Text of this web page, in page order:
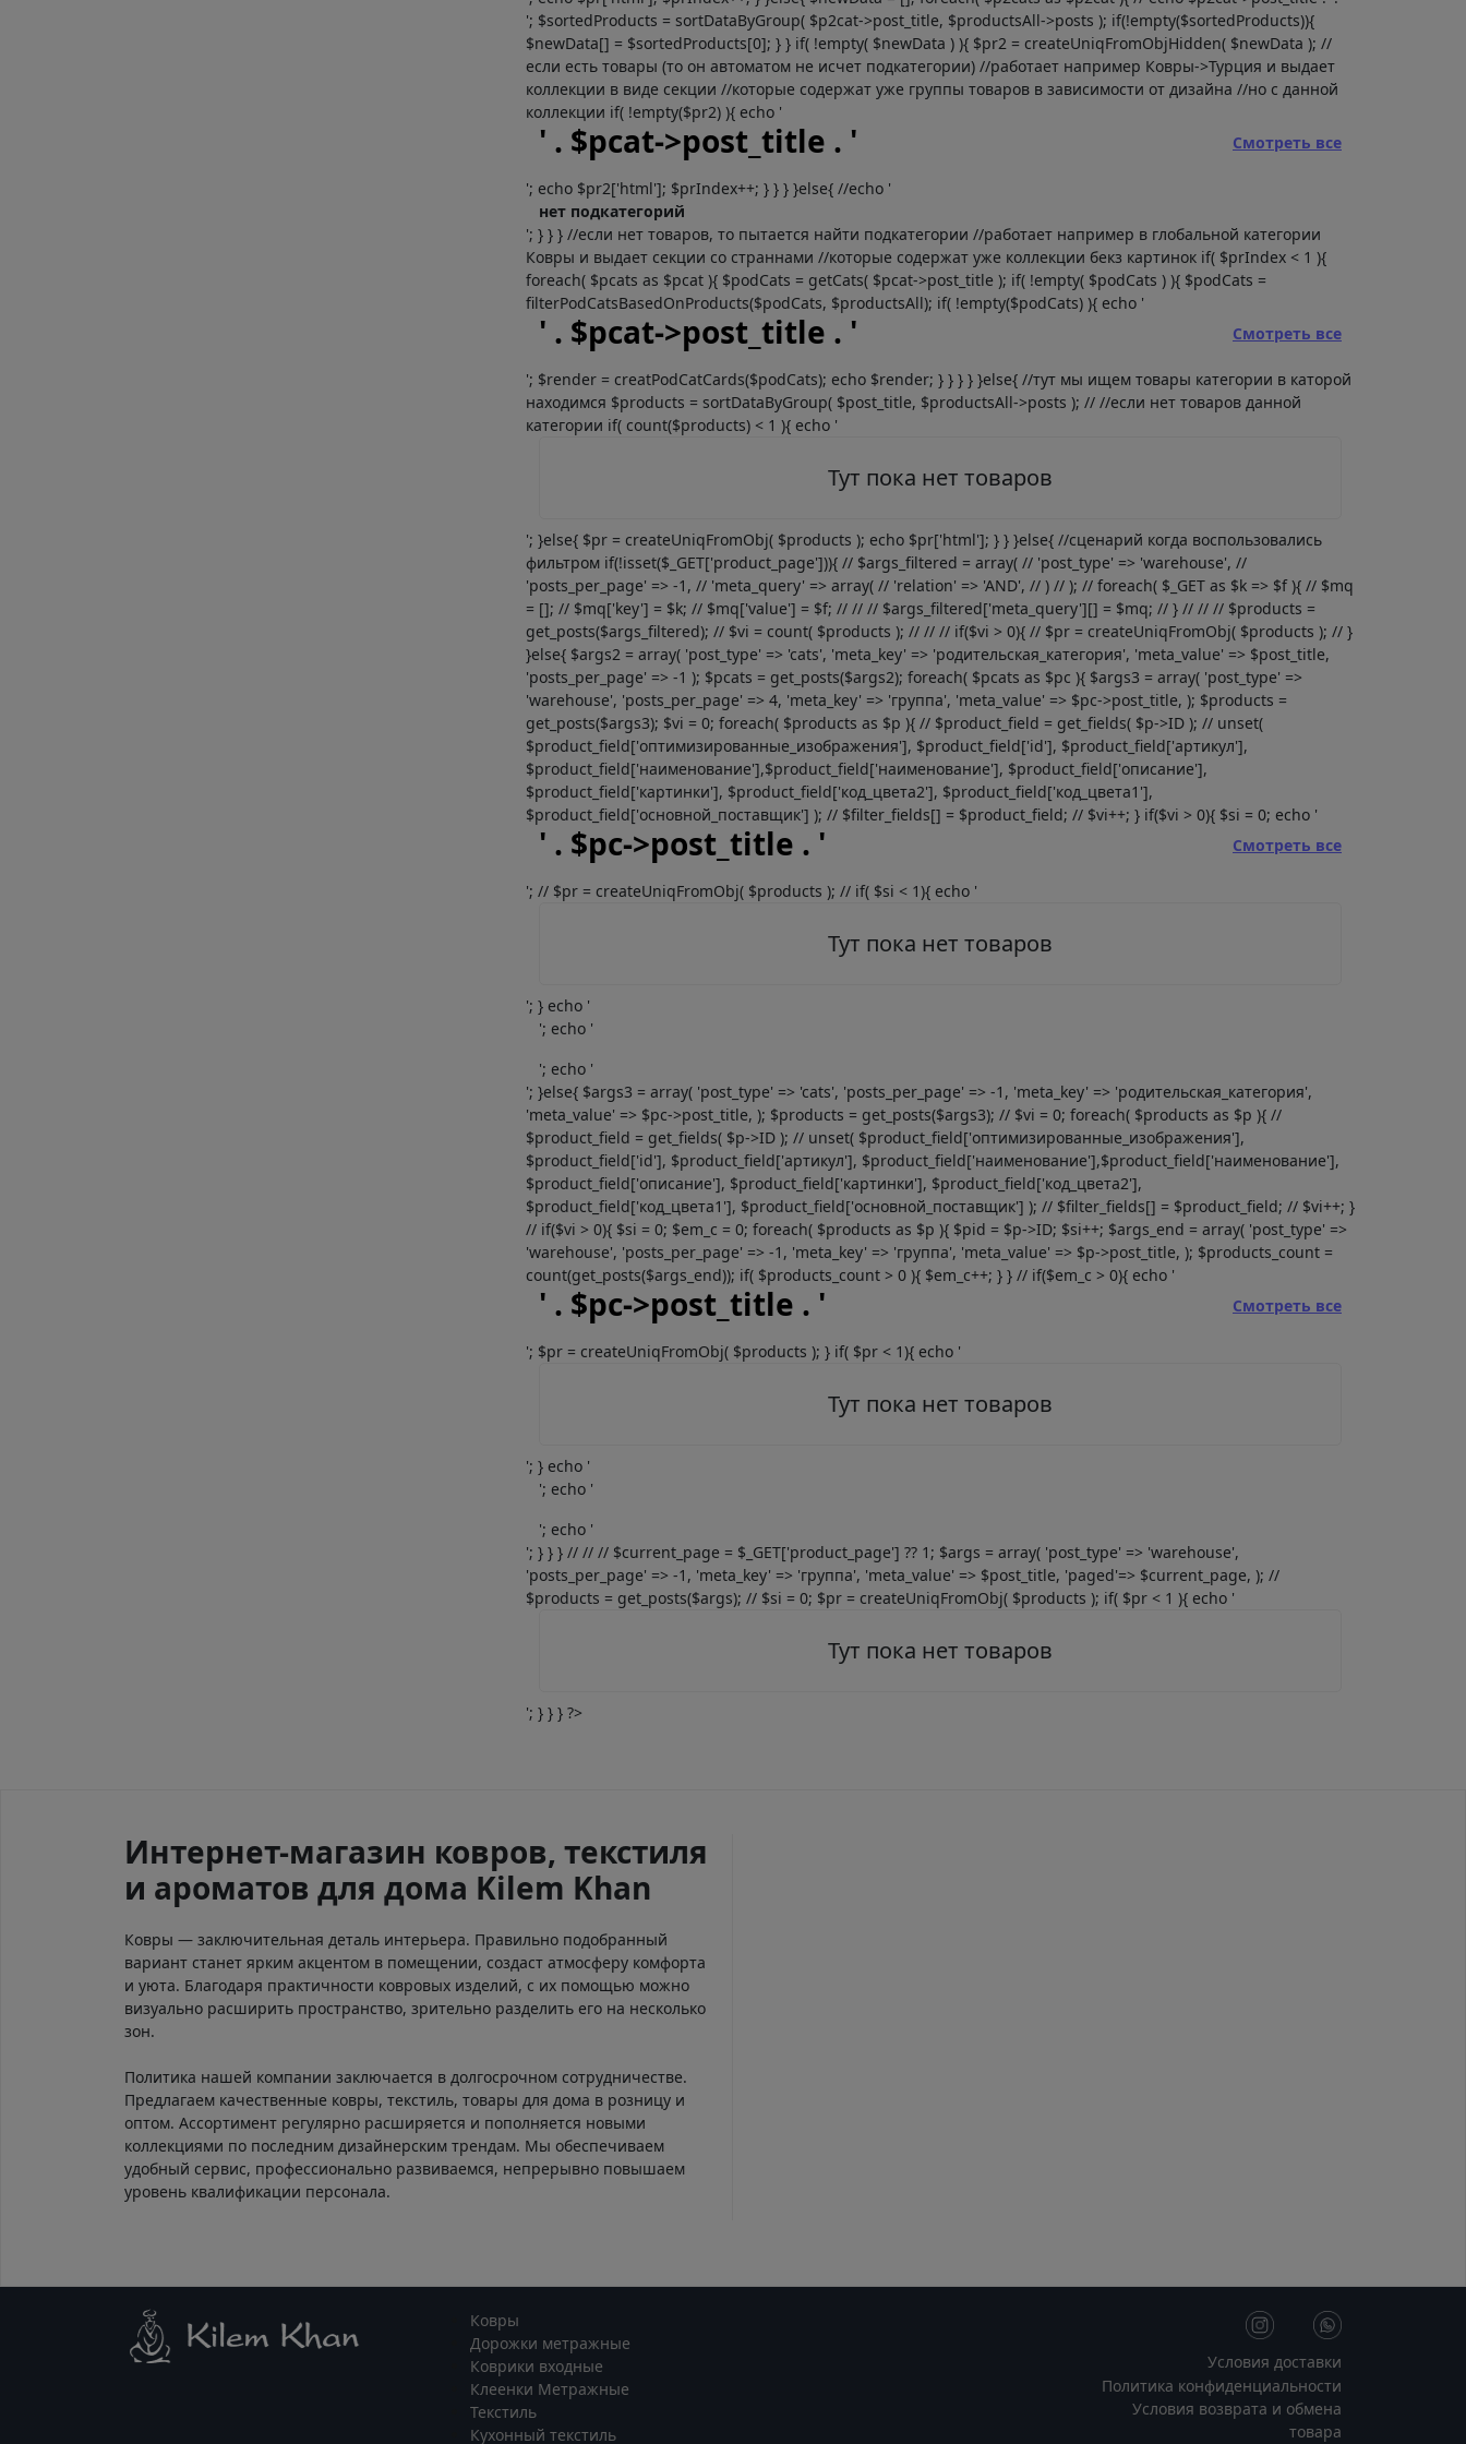
'; $sortedProducts = sortDataByGroup( $p2cat->post_title, $productsAll->posts ); if(!empty($sortedProducts)){
$newData[] = $sortedProducts[0]; } } if( !empty( $newData ) ){ $pr2 = createUniqFromObjHidden( $newData ); //
если есть товары (то он автоматом не исчет подкатегории) //работает например Ковры->Турция и выдает
коллекции в виде секции //которые содержат уже группы товаров в зависимости от дизайна //но с данной
коллекции if( !empty($pr2) ){ echo '
' . $pcat->post_title . ' Смотреть все
'; echo $pr2['html']; $prIndex++; } } } }else{ //echo '
нет подкатегорий
'; } } } //если нет товаров, то пытается найти подкатегории //работает например в глобальной категории
Ковры и выдает секции со страннами //которые содержат уже коллекции бекз картинок if( $prIndex < 1 ){
foreach( $pcats as $pcat ){ $podCats = getCats( $pcat->post_title ); if( !empty( $podCats ) ){ $podCats =
filterPodCatsBasedOnProducts($podCats, $productsAll); if( !empty($podCats) ){ echo '
' . $pcat->post_title . ' Смотреть все
'; $render = creatPodCatCards($podCats); echo $render; } } } } }else{ //тут мы ищем товары категории в каторой
находимся $products = sortDataByGroup( $post_title, $productsAll->posts ); // //если нет товаров данной
категории if( count($products) < 1 ){ echo '
Тут пока нет товаров
'; }else{ $pr = createUniqFromObj( $products ); echo $pr['html']; } } }else{ //сценарий когда воспользовались
фильтром if(!isset($_GET['product_page'])){ // $args_filtered = array( // 'post_type' => 'warehouse', //
'posts_per_page' => -1, // 'meta_query' => array( // 'relation' => 'AND', // ) // ); // foreach( $_GET as $k => $f ){ // $mq
= []; // $mq['key'] = $k; // $mq['value'] = $f; // // // $args_filtered['meta_query'][] = $mq; // } // // // $products =
get_posts($args_filtered); // $vi = count( $products ); // // // if($vi > 0){ // $pr = createUniqFromObj( $products ); // }
}else{ $args2 = array( 'post_type' => 'cats', 'meta_key' => 'родительская_категория', 'meta_value' => $post_title,
'posts_per_page' => -1 ); $pcats = get_posts($args2); foreach( $pcats as $pc ){ $args3 = array( 'post_type' =>
'warehouse', 'posts_per_page' => 4, 'meta_key' => 'группа', 'meta_value' => $pc->post_title, ); $products =
get_posts($args3); $vi = 0; foreach( $products as $p ){ // $product_field = get_fields( $p->ID ); // unset(
$product_field['оптимизированные_изображения'], $product_field['id'], $product_field['артикул'],
$product_field['наименование'],$product_field['наименование'], $product_field['описание'],
$product_field['картинки'], $product_field['код_цвета2'], $product_field['код_цвета1'],
$product_field['основной_поставщик'] ); // $filter_fields[] = $product_field; // $vi++; } if($vi > 0){ $si = 0; echo '
' . $pc->post_title . ' Смотреть все
'; // $pr = createUniqFromObj( $products ); // if( $si < 1){ echo '
Тут пока нет товаров
'; } echo '
'; echo '
'; echo '
'; }else{ $args3 = array( 'post_type' => 'cats', 'posts_per_page' => -1, 'meta_key' => 'родительская_категория',
'meta_value' => $pc->post_title, ); $products = get_posts($args3); // $vi = 0; foreach( $products as $p ){ //
$product_field = get_fields( $p->ID ); // unset( $product_field['оптимизированные_изображения'],
$product_field['id'], $product_field['артикул'], $product_field['наименование'],$product_field['наименование'],
$product_field['описание'], $product_field['картинки'], $product_field['код_цвета2'],
$product_field['код_цвета1'], $product_field['основной_поставщик'] ); // $filter_fields[] = $product_field; // $vi++; }
// if($vi > 0){ $si = 0; $em_c = 0; foreach( $products as $p ){ $pid = $p->ID; $si++; $args_end = array( 'post_type' =>
'warehouse', 'posts_per_page' => -1, 'meta_key' => 'группа', 'meta_value' => $p->post_title, ); $products_count =
count(get_posts($args_end)); if( $products_count > 0 ){ $em_c++; } } // if($em_c > 0){ echo '
' . $pc->post_title . ' Смотреть все
'; $pr = createUniqFromObj( $products ); } if( $pr < 1){ echo '
Тут пока нет товаров
'; } echo '
'; echo '
'; echo '
'; } } } // // // $current_page = $_GET['product_page'] ?? 1; $args = array( 'post_type' => 'warehouse',
'posts_per_page' => -1, 'meta_key' => 'группа', 'meta_value' => $post_title, 'paged'=> $current_page, ); //
$products = get_posts($args); // $si = 0; $pr = createUniqFromObj( $products ); if( $pr < 1 ){ echo '
Тут пока нет товаров
'; } } } ?>
Интернет-магазин ковров, текстиля
и ароматов для дома Kilem Khan
Ковры — заключительная деталь интерьера. Правильно подобранный
вариант станет ярким акцентом в помещении, создаст атмосферу комфорта
и уюта. Благодаря практичности ковровых изделий, с их помощью можно
визуально расширить пространство, зрительно разделить его на несколько
зон.
Политика нашей компании заключается в долгосрочном сотрудничестве.
Предлагаем качественные ковры, текстиль, товары для дома в розницу и
оптом. Ассортимент регулярно расширяется и пополняется новыми
коллекциями по последним дизайнерским трендам. Мы обеспечиваем
удобный сервис, профессионально развиваемся, непрерывно повышаем
уровень квалификации персонала.
Ковры
Дорожки метражные
Коврики входные
Клеенки Метражные
Текстиль
Кухонный текстиль
Условия доставки
Политика конфиденциальности
Условия возврата и обмена
товара